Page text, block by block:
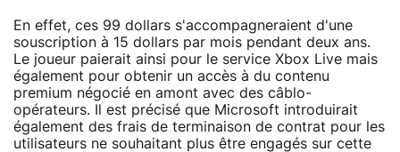
En effet, ces 99 dollars s'accompagneraient d'une
souscription à 15 dollars par mois pendant deux ans.
Le joueur paierait ainsi pour le service Xbox Live mais
également pour obtenir un accès à du contenu
premium négocié en amont avec des câblo-
opérateurs. Il est précisé que Microsoft introduirait
également des frais de terminaison de contrat pour les
utilisateurs ne souhaitant plus être engagés sur cette